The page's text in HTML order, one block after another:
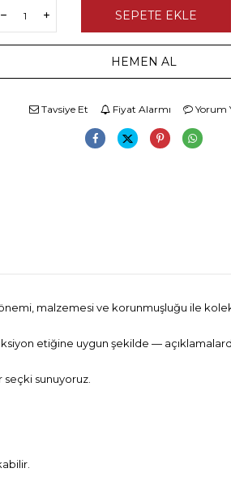
SEPETE EKLE
HEMEN AL
Tavsiye Et Fiyat Alarmı Yorum
malzemesi ve korunmuşluğu ile
etiğine uygun şekilde —
sunuyoruz.